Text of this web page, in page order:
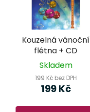
Kouzelná vánoční
flétna + CD
Skladem
199 Kč bez DPH
199 Kč